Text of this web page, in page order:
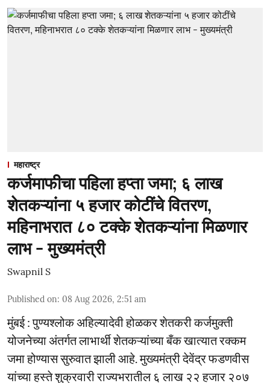
महाराष्ट्र
कर्जमाफीचा पहिला हप्ता जमा; ६ लाख
शेतकऱ्यांना ५ हजार कोटींचे वितरण,
महिनाभरात ८० टक्के शेतकऱ्यांना मिळणार
लाभ - मुख्यमंत्री
Swapnil S
Published on: 08 Aug 2026, 2:51 am
मुंबई : पुण्यश्लोक अहिल्यादेवी होळकर शेतकरी कर्जमुक्ती
योजनेच्या अंतर्गत लाभार्थी शेतकऱ्यांच्या बँक खात्यात रक्कम
जमा होण्यास सुरुवात झाली आहे. मुख्यमंत्री देवेंद्र फडणवीस
यांच्या हस्ते शुक्रवारी राज्यभरातील ६ लाख २२ हजार २०७